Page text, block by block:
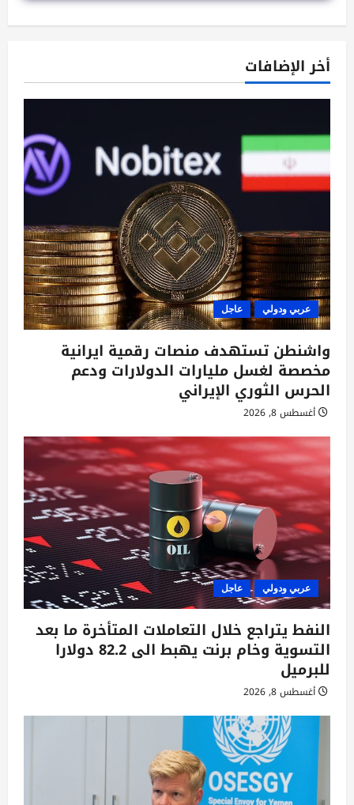
أخر الإضافات
عربي ودولي عاجل
واشنطن تستهدف منصات رقمية ايرانية
مخصصة لغسل مليارات الدولارات ودعم
الحرس الثوري الإيراني
أغسطس 8, 2026
عربي ودولي عاجل
النفط يتراجع خلال التعاملات المتأخرة ما بعد
التسوية وخام برنت يهبط الى 82.2 دولارا
للبرميل
أغسطس 8, 2026